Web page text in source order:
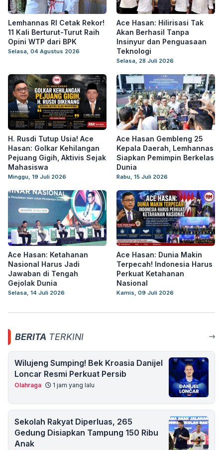
Lemhannas RI Cetak Rekor!
11 Kali Berturut-Turut Raih
Opini WTP dari BPK
Selasa, 04 Agustus 2026
Ace Hasan: Hilirisasi Tak
Akan Berhasil Tanpa
Insinyur dan Penguasaan
Teknologi
Selasa, 28 Juli 2026
H. Rusdi Tutup Usia! Ace
Hasan: Golkar Kehilangan
Pejuang Gigih, Aktivis Sejak
Mahasiswa
Minggu, 19 Juli 2026
Ace Hasan Gembleng 25
Kepala Daerah, Lemhannas
Siapkan Pemimpin Berkelas
Dunia
Rabu, 15 Juli 2026
Ace Hasan: Ketahanan
Nasional Harus Jadi
Jawaban di Tengah
Gejolak Dunia
Selasa, 14 Juli 2026
Ace Hasan: Dunia Makin
Terpecah! Indonesia Harus
Perkuat Ketahanan
Nasional
Kamis, 09 Juli 2026
BERITA TERKINI
Wilujeng Sumping! Bek Kroasia Danijel
Loncar Resmi Perkuat Persib
Olahraga 1 jam yang lalu
Sekolah Rakyat Diperluas, 265
Gedung Disiapkan Tampung 150 Ribu
Anak